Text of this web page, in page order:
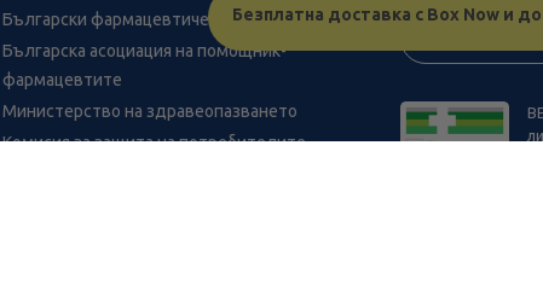
Безплатна доставка с Box Now и
Български фармацевтичен съюз
Българска асоциация на помощник-
фармацевтите
Министерство на здравеопазването
Комисия за защита на потребителите